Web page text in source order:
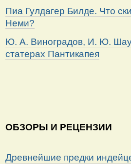
Пиа Гулдагер Билде. Что
Неми?
Ю. А. Виноградов, И. Ю.
статерах Пантикапея
ОБЗОРЫ И РЕЦЕНЗИИ
Древнейшие предки